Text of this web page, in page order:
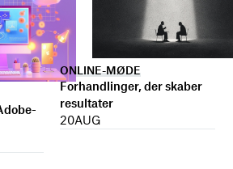
ONLINE-MØDE
Forhandlinger, der skaber
resultater
20AUG